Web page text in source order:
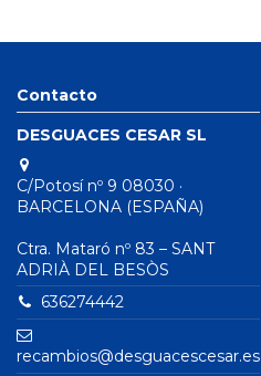
Contacto
DESGUACES CESAR SL
C/Potosí nº 9 08030 ·
BARCELONA (ESPAÑA)
Ctra. Mataró nº 83 – SANT
ADRIÀ DEL BESÒS
636274442
recambios@desguacescesar.es